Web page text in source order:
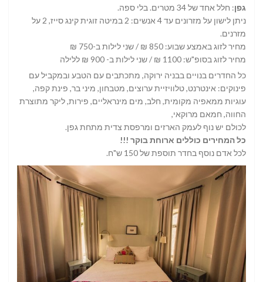
גפן: חלל אחד של 34 מטרים. בלי ספה.
ניתן לישון על מזרונים עד 4 אנשים: 2 במיטה זוגית קינג סייז, 2 על
מזרנים.
מחיר לזוג באמצע שבוע: 850 ₪ / שני לילות ב-750 ₪
מחיר לזוג בסופ"ש: 1100 ₪ / שני לילות ב- 900 ₪ ללילה
כל החדרים בנויים בבניה ירוקה, מתכתבים עם הטבע ובמקביל עם
פינוקים: אינטרנט, טלוויזיית ערוצים, מטבחון, מיני בר, פינת קפה,
עוגיות ממאפיה מקומית, חלב, מים מינראליים, פירות, ליקר מתוצרת
החווה, חמאם מרוקאי,
לכולם יש נוף לעמק הארזים ומרפסת צדית מתחת גפן.
כל המחירים כוללים ארוחת בוקר !!!
לכל אדם נוסף בחדר תוספת של 150 ש"ח.